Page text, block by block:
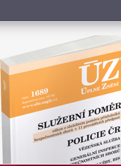
Služební poměr